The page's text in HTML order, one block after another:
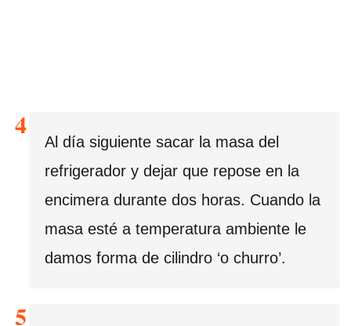
Al día siguiente sacar la masa del
refrigerador y dejar que repose en la
encimera durante dos horas. Cuando la
masa esté a temperatura ambiente le
damos forma de cilindro ‘o churro’.